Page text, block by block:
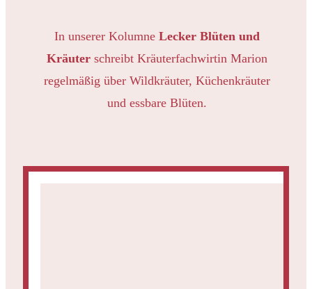
In unserer Kolumne Lecker Blüten und
Kräuterschreibt Kräuterfachwirtin Marion
regelmäßig über Wildkräuter, Küchenkräuter
und essbare Blüten.